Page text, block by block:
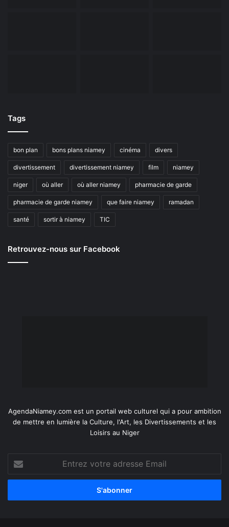
Tags
bon plan bons plans niamey cinéma divers
divertissement divertissement niamey film niamey
niger où aller où aller niamey pharmacie de garde
pharmacie de garde niamey que faire niamey ramadan
santé sortir à niamey TIC
Retrouvez-nous sur Facebook
AgendaNiamey.com est un portail web culturel qui a pour ambition
de mettre en lumière la Culture, l'Art, les Divertissements et les
Loisirs au Niger
votre
adresse